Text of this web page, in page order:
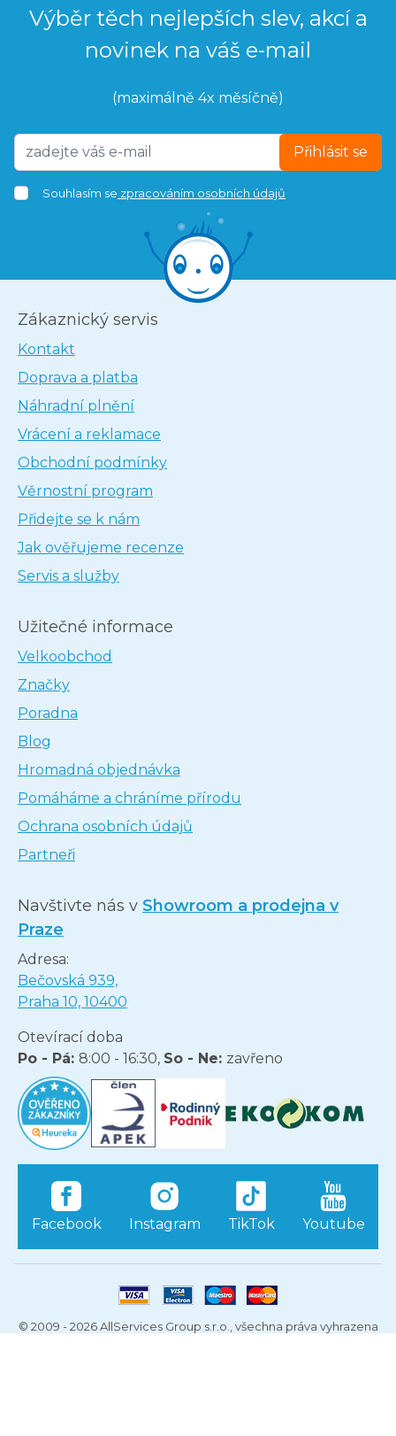
Výběr těch nejlepších slev, akcí a
novinek na váš e-mail
(maximálně 4x měsíčně)
Přihlásit se
Souhlasím se zpracováním osobních údajů
Zákaznický servis
Kontakt
Doprava a platba
Náhradní plnění
Vrácení a reklamace
Obchodní podmínky
Věrnostní program
Přidejte se k nám
Jak ověřujeme recenze
Servis a služby
Užitečné informace
Velkoobchod
Značky
Poradna
Blog
Hromadná objednávka
Pomáháme a chráníme přírodu
Ochrana osobních údajů
Partneři
Navštivte nás v Showroom a prodejna v
Praze
Adresa:
Bečovská 939,
Praha 10, 10400
Otevírací doba
Po - Pá: 8:00 - 16:30, So - Ne: zavřeno
Facebook Instagram TikTok Youtube
© 2009 - 2026 AllServices Group s.r.o., všechna práva vyhrazena